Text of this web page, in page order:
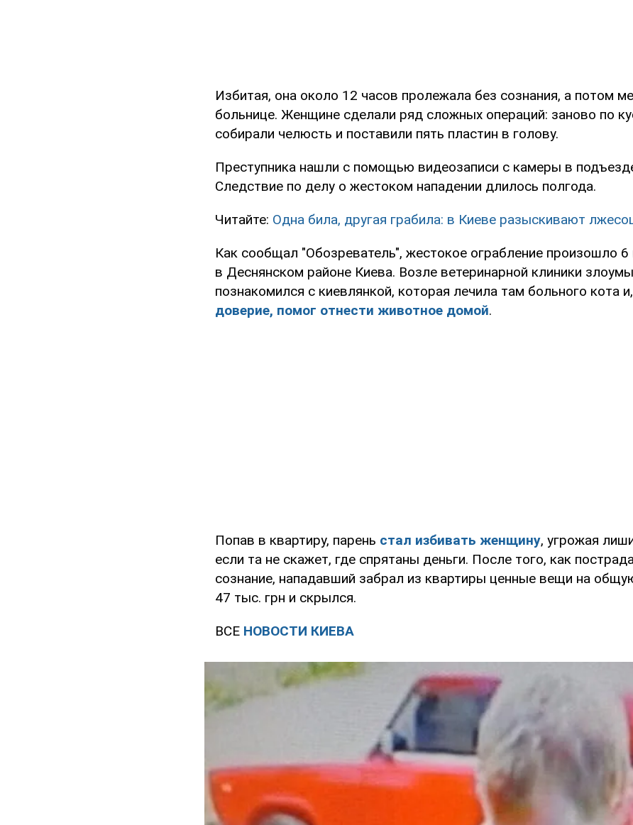
Избитая, она около 12 часов пролежала без сознания, а потом
больнице. Женщине сделали ряд сложных операций: заново по
собирали челюсть и поставили пять пластин в голову.
Преступника нашли с помощью видеозаписи с камеры в
Следствие по делу о жестоком нападении длилось полгода.
Читайте: Одна била, другая грабила: в Киеве разыскивают
Как сообщал "Обозреватель", жестокое ограбление произошло
в Деснянском районе Киева. Возле ветеринарной клиники
познакомился с киевлянкой, которая лечила там больного кота и,
доверие, помог отнести животное домой.
Попав в квартиру, парень стал избивать женщину, угрожая
если та не скажет, где спрятаны деньги. После того, как
сознание, нападавший забрал из квартиры ценные вещи на
47 тыс. грн и скрылся.
ВСЕ НОВОСТИ КИЕВА